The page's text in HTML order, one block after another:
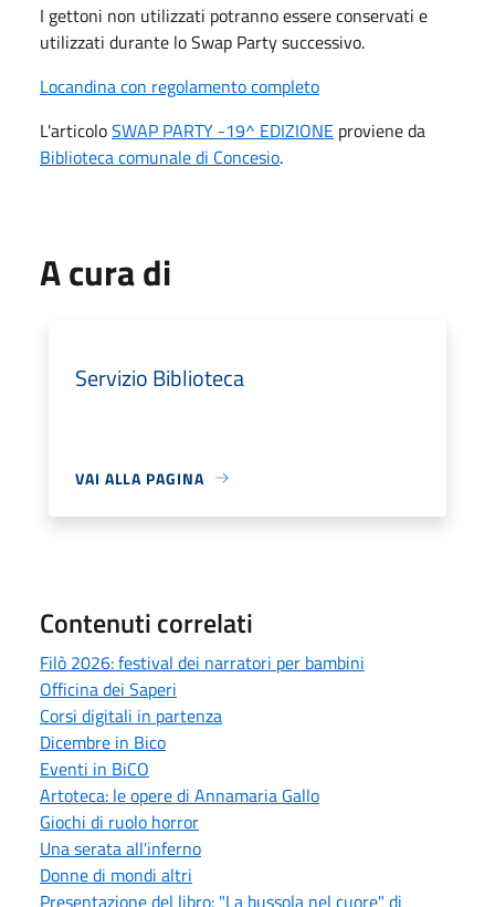
I gettoni non utilizzati potranno essere conservati e
utilizzati durante lo Swap Party successivo.
Locandina con regolamento completo
L'articoloSWAP PARTY -19^ EDIZIONE proviene da
Biblioteca comunale di Concesio.
A cura di
Servizio Biblioteca
VAI ALLA PAGINA
Contenuti correlati
Filò 2026: festival dei narratori per bambini
Officina dei Saperi
Corsi digitali in partenza
Dicembre in Bico
Eventi in BiCO
Artoteca: le opere di Annamaria Gallo
Giochi di ruolo horror
Una serata all'inferno
Donne di mondi altri
Presentazione del libro: "La bussola nel cuore" di